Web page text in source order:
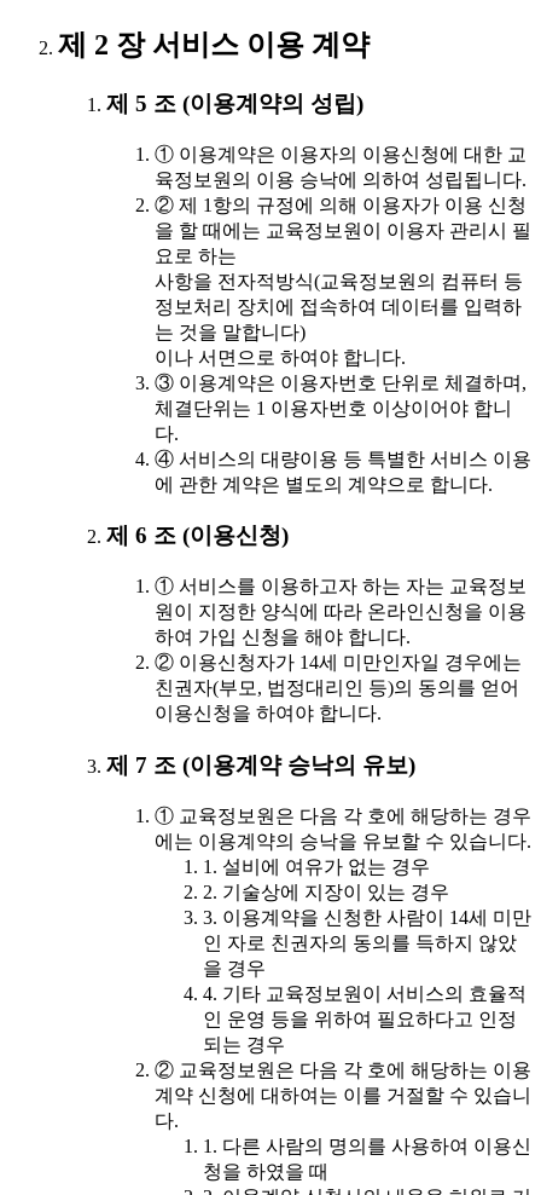
제 2 장 서비스 이용 계약
제 5 조 (이용계약의 성립)
① 이용계약은 이용자의 이용신청에 대한 교
육정보원의 이용 승낙에 의하여 성립됩니다.
② 제 1항의 규정에 의해 이용자가 이용 신청
을 할 때에는 교육정보원이 이용자 관리시 필
요로 하는
사항을 전자적방식(교육정보원의 컴퓨터 등
정보처리 장치에 접속하여 데이터를 입력하
는 것을 말합니다)
이나 서면으로 하여야 합니다.
③ 이용계약은 이용자번호 단위로 체결하며,
체결단위는 1 이용자번호 이상이어야 합니
다.
④ 서비스의 대량이용 등 특별한 서비스 이용
에 관한 계약은 별도의 계약으로 합니다.
제 6 조 (이용신청)
① 서비스를 이용하고자 하는 자는 교육정보
원이 지정한 양식에 따라 온라인신청을 이용
하여 가입 신청을 해야 합니다.
② 이용신청자가 14세 미만인자일 경우에는
친권자(부모, 법정대리인 등)의 동의를 얻어
이용신청을 하여야 합니다.
제 7 조 (이용계약 승낙의 유보)
① 교육정보원은 다음 각 호에 해당하는 경우
에는 이용계약의 승낙을 유보할 수 있습니다.
1. 설비에 여유가 없는 경우
2. 기술상에 지장이 있는 경우
3. 이용계약을 신청한 사람이 14세 미만
인 자로 친권자의 동의를 득하지 않았
을 경우
4. 기타 교육정보원이 서비스의 효율적
인 운영 등을 위하여 필요하다고 인정
되는 경우
② 교육정보원은 다음 각 호에 해당하는 이용
계약 신청에 대하여는 이를 거절할 수 있습니
다.
1. 다른 사람의 명의를 사용하여 이용신
청을 하였을 때